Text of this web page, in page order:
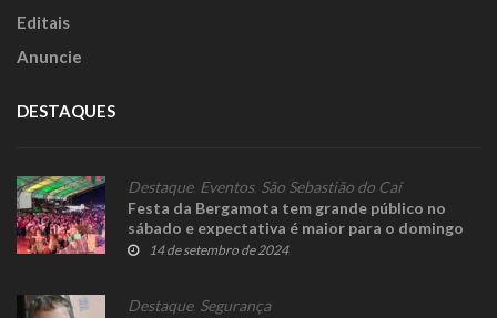
Editais
Anuncie
DESTAQUES
Destaque, Eventos, São Sebastião do Caí
Festa da Bergamota tem grande público no
sábado e expectativa é maior para o domingo
14 de setembro de 2024
Destaque, Segurança